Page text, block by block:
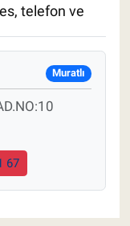
telefon ve
Muratlı
67